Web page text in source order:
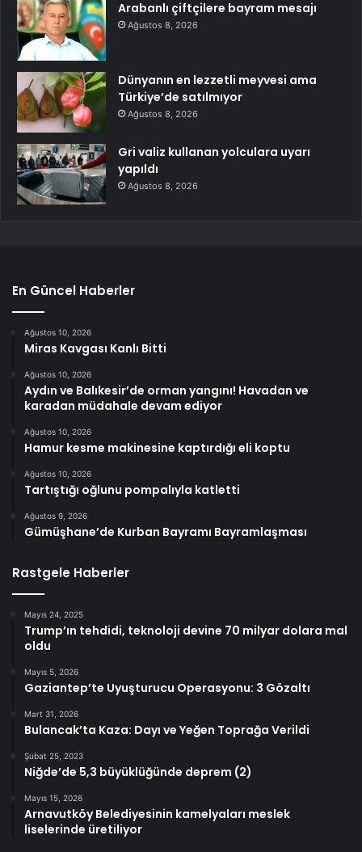
Arabanlı çiftçilere bayram mesajı
Ağustos 8, 2026
Dünyanın en lezzetli meyvesi ama
Türkiye’de satılmıyor
Ağustos 8, 2026
Gri valiz kullanan yolculara uyarı
yapıldı
Ağustos 8, 2026
En Güncel Haberler
Ağustos 10, 2026
Miras Kavgası Kanlı Bitti
Ağustos 10, 2026
Aydın ve Balıkesir’de orman yangını! Havadan ve
karadan müdahale devam ediyor
Ağustos 10, 2026
Hamur kesme makinesine kaptırdığı eli koptu
Ağustos 10, 2026
Tartıştığı oğlunu pompalıyla katletti
Ağustos 9, 2026
Gümüşhane’de Kurban Bayramı Bayramlaşması
Rastgele Haberler
Mayıs 24, 2025
Trump’ın tehdidi, teknoloji devine 70 milyar dolara mal
oldu
Mayıs 5, 2026
Gaziantep’te Uyuşturucu Operasyonu: 3 Gözaltı
Mart 31, 2026
Bulancak’ta Kaza: Dayı ve Yeğen Toprağa Verildi
Şubat 25, 2023
Niğde’de 5,3 büyüklüğünde deprem (2)
Mayıs 15, 2026
Arnavutköy Belediyesinin kamelyaları meslek
liselerinde üretiliyor